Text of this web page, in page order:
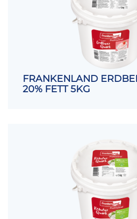
FRANKENLAND
20% FETT 5KG